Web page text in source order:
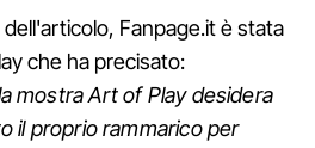
Fanpage.it è stata
che ha precisato:
mostra Art of Play desidera
il proprio rammarico per